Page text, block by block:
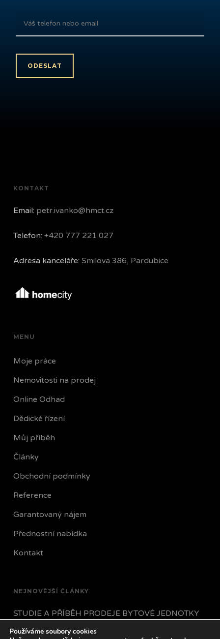
KONTAKT
Email: petr.ivanko@hmct.cz
Telefon: +420 777 221 027
Adresa kanceláře: Smilova 386, Pardubice
MENU
Moje práce
Nemovitosti na prodej
Online Odhad
Dědické řízení
Můj příběh
Články
Obchodní podmínky
Reference
Garantovaný nájem
Přednostní nabídka
Kontakt
NEJNOVĚJŠÍ ČLÁNKY
STUDIE A PŘÍBĚH PRODEJE BYTOVÉ JEDNOTKY
JAK POSTUPOVAT POKUD VÁM NÁJEMNÍK
Používáme soubory cookies